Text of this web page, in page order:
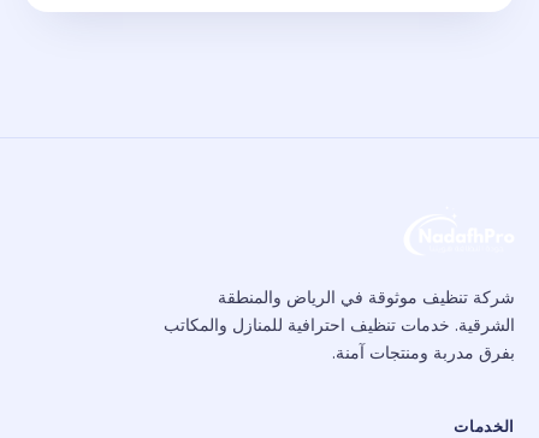
شركة تنظيف موثوقة في الرياض والمنطقة
الشرقية. خدمات تنظيف احترافية للمنازل والمكاتب
بفرق مدربة ومنتجات آمنة.
الخدمات